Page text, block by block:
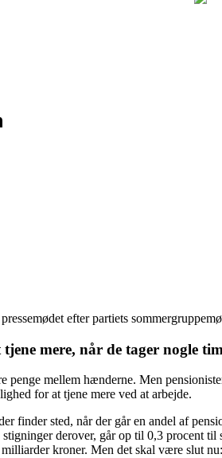
efter partiets
mere, når de tager nogle
mellem hænderne. Men
for at tjene mere ved at arbejde.
finder sted, når der går en andel af
derover, går op til 0,3 procent
kroner. Men det skal være slut nu: